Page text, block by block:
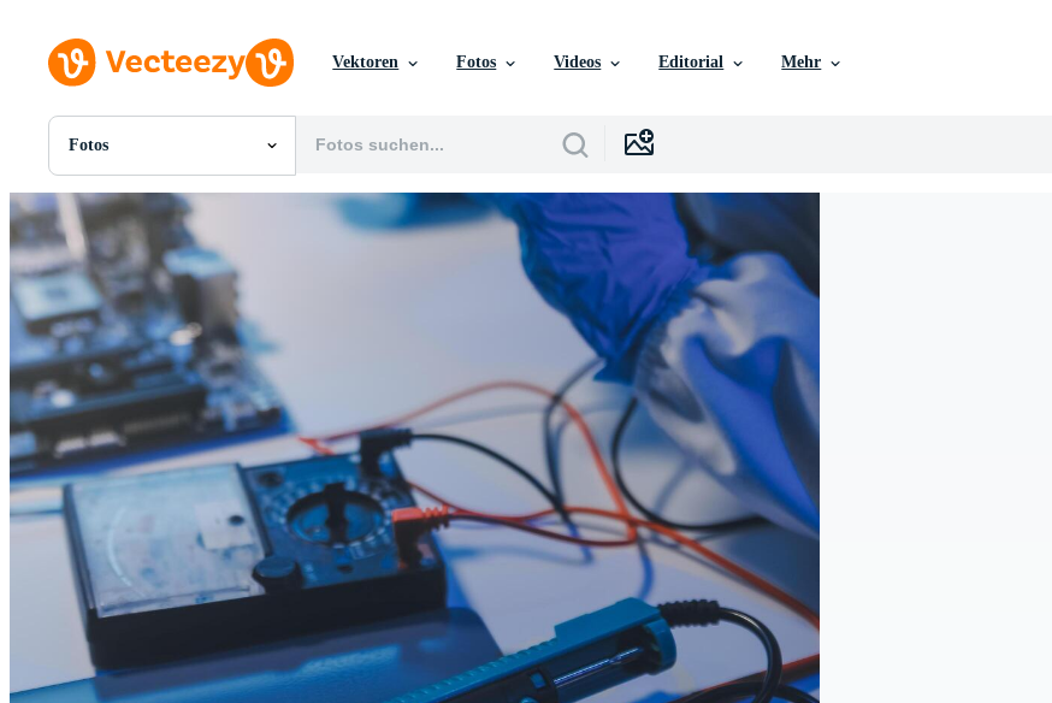
Vektoren Fotos Videos Editorial Mehr
Fotos
Alle Bilder
Fotos
PNGs
PSDs
SVGs
Vorlagen
Vektoren
Videos
Motion Graphics
Redaktionelle Bilder
Redaktionelle Ereignisse